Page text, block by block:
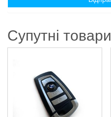
Супутні товари